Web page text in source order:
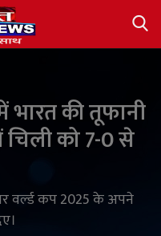
भारत की तूफानी
को 7-0 से
वर्ल्ड कप 2025 के अपने